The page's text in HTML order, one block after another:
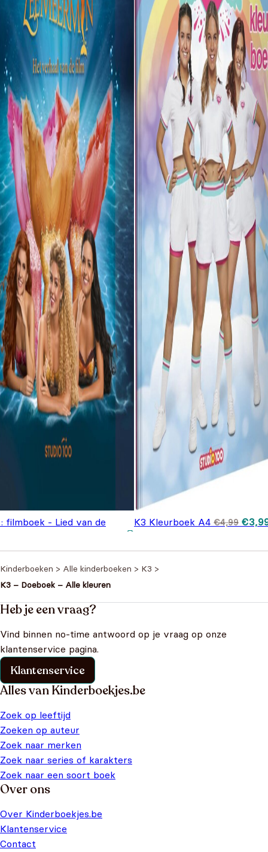
filmboek - Lied van de
Oorspronkelijke
€18,99.
Huidige
€14,99.
K3 Kleurboek A4 €4,99 prijs
€
Kinderboeken > Alle kinderboeken > K3 >
K3 – Doeboek – Alle kleuren
Heb je een vraag?
Vind binnen no-time antwoord op je vraag op onze
klantenservice pagina.
Klantenservice
Alles van Kinderboekjes.be
Zoek op leeftijd
Zoeken op auteur
Zoek naar merken
Zoek naar series of karakters
Zoek naar een soort boek
Over ons
Over Kinderboekjes.be
Klantenservice
Contact